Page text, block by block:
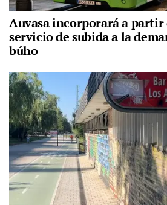
Auvasa incorporará a partir
servicio de subida a la
búho